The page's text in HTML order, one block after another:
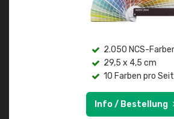
2.050 NCS-
29,5 x 4,5 cm
10 Farben pro
Info / Bestellung